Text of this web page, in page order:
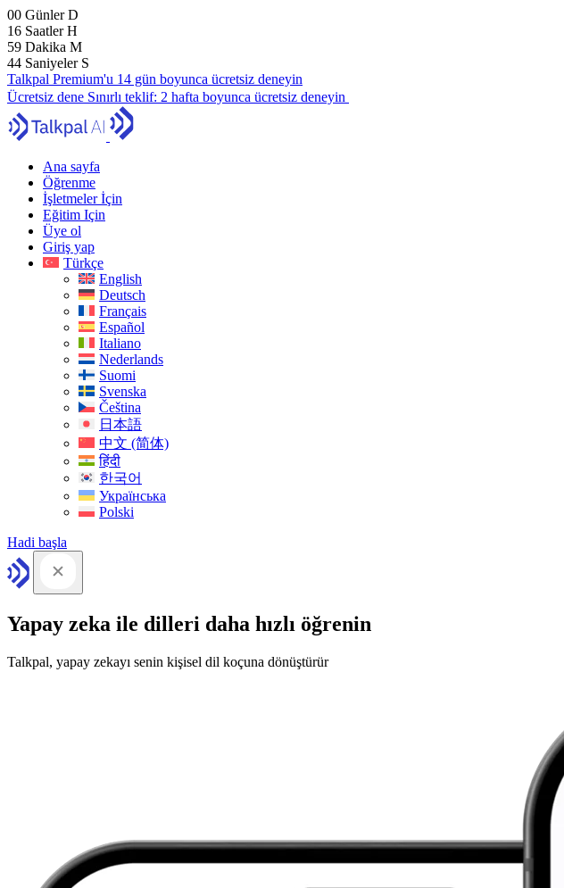
00 GünlerD
16 SaatlerH
59 Dakika M
43 Saniyeler S
Talkpal Premium'u 14 gün boyunca ücretsiz deneyin
Ücretsiz dene Sınırlı teklif: 2 hafta boyunca ücretsiz deneyin
Ana sayfa
Öğrenme
İşletmeler İçin
Eğitim Için
Üye ol
Giriş yap
Türkçe
English
Deutsch
Français
Español
Italiano
Nederlands
Suomi
Svenska
Čeština
日本語
中文 (简体)
हिंदी
한국어
Українська
Polski
Hadi başla
Yapay zeka ile dilleri daha hızlı öğrenin
Talkpal, yapay zekayı senin kişisel dil koçuna dönüştürür